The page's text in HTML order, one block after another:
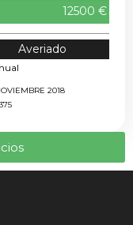
12500 €
Averiado
2018